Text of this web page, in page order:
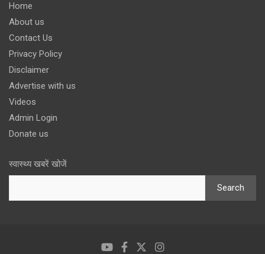
Home
About us
Contact Us
Privacy Policy
Disclaimer
Advertise with us
Videos
Admin Login
Donate us
स्वास्थ्य खबरें खोजें
Search